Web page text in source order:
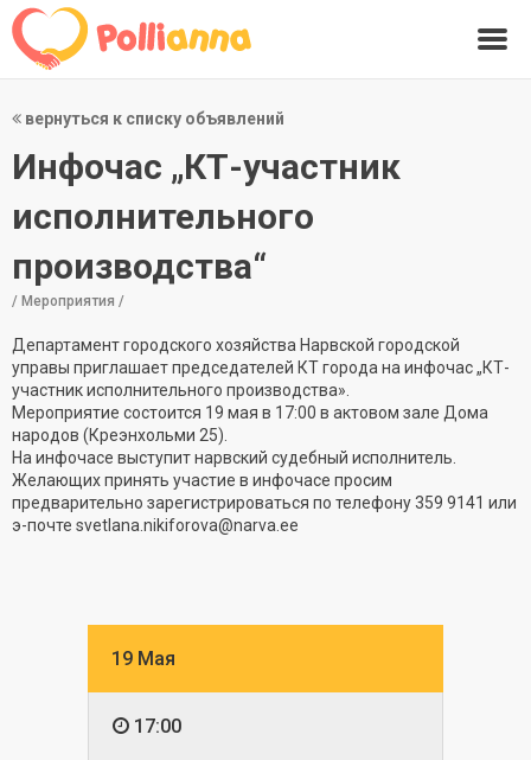
вернуться к списку объявлений
Инфочас „КТ-участник
исполнительного
производства“
/ Мероприятия /
Департамент городского хозяйства Нарвской городской
управы приглашает председателей КТ города на инфочас „КТ-
участник исполнительного производства».
Мероприятие состоится 19 мая в 17:00 в актовом зале Дома
народов (Креэнхольми 25).
На инфочасе выступит нарвский судебный исполнитель.
Желающих принять участие в инфочасе просим
предварительно зарегистрироваться по телефону 359 9141 или
э-почте svetlana.nikiforova@narva.ee
19 Мая
17:00